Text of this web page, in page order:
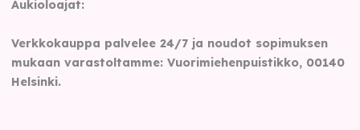
Aukioloajat:
Verkkokauppa palvelee 24/7 ja noudot sopimuksen
mukaan varastoltamme: Vuorimiehenpuistikko, 00140
Helsinki.